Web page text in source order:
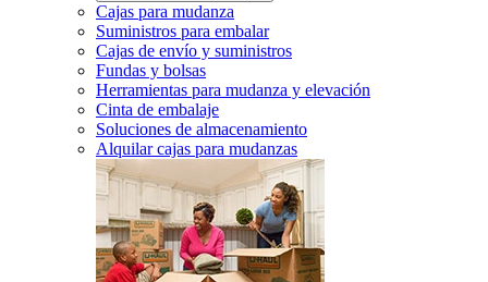
Cajas para mudanza
Suministros para embalar
Cajas de envío y suministros
Fundas y bolsas
Herramientas para mudanza y elevación
Cinta de embalaje
Soluciones de almacenamiento
Alquilar cajas para mudanzas